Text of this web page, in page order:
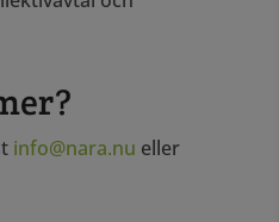
info@nara.nu eller